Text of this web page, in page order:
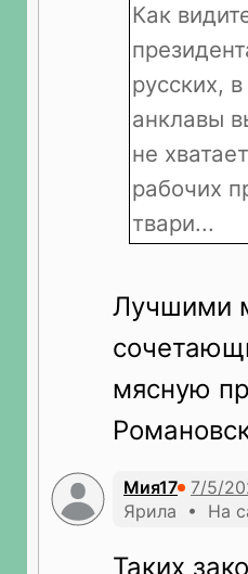
Как
русских,
анклавы
не
рабочих
твари...
Лучшими
мясную
Мия17
Ярила • На
Таких